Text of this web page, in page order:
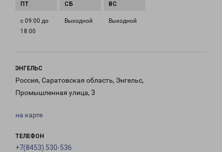
с 09:00 до
18:00
Выходной Выходной
ЭНГЕЛЬС
Россия, Саратовская область, Энгельс,
Промышленная улица, 3
на карте
ТЕЛЕФОН
+7(8453) 530-536